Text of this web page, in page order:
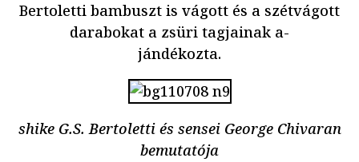
Bertoletti bambuszt is vágott és a szétvágott
darabokat a zsüri tagjainak a-
jándékozta.
shike G.S. Bertoletti és sensei George Chivaran
bemutatója